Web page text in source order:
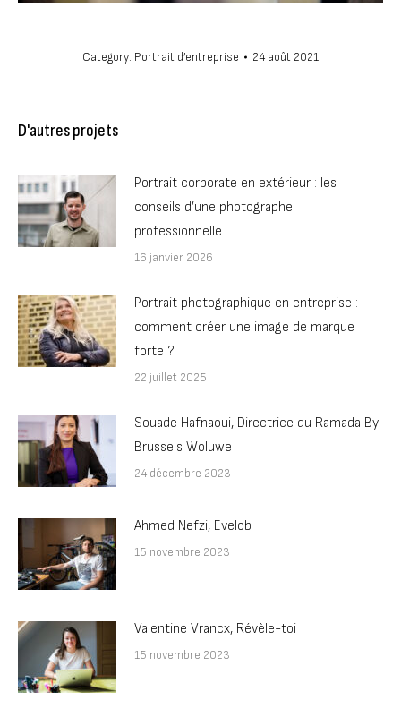
Category: Portrait d’entreprise 24 août 2021
D'autres projets
Portrait corporate en extérieur : les
conseils d’une photographe
professionnelle
16 janvier 2026
Portrait photographique en entreprise :
comment créer une image de marque
forte ?
22 juillet 2025
Souade Hafnaoui, Directrice du Ramada By
Brussels Woluwe
24 décembre 2023
Ahmed Nefzi, Evelob
15 novembre 2023
Valentine Vrancx, Révèle-toi
15 novembre 2023